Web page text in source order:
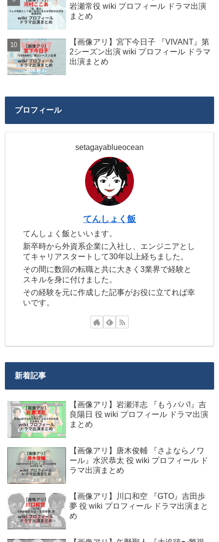
岩瀬常役 wiki プロフィール ドラマ出演
まとめ
【画像アリ】宮下今日子 『VIVANT』第
2シーズン出演 wiki プロフィール ドラマ
出演まとめ
プロフィール
setagayablueocean
てんしょく飯
てんしょく飯といいます。
新卒時から外資系企業に入社し、エンジニアとし
てキャリアスタートして30年以上経ちました。
その間に数回の転職と共に大きく3業界で経験と
スキルを身に付けました。
その経験を元に作成した記事がお役に立てれば幸
いです。
新着記事
【画像アリ】岩瀬洋志 『もうパパ!』吉
良陽日 役 wiki プロフィール ドラマ出演
まとめ
【画像アリ】唐木俊輔 『さよならノワ
ール』水沢恭太 役 wiki プロフィール ド
ラマ出演まとめ
【画像アリ】川口和空 『GTO』吉田歩
夢 役 wiki プロフィール ドラマ出演まと
め